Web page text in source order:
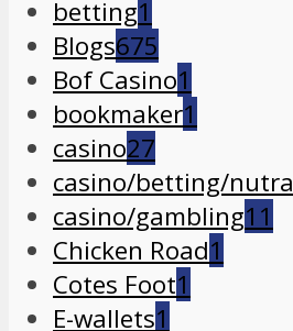
betting1
Blogs675
Bof Casino1
bookmaker1
casino27
casino/betting/nutra
casino/gambling11
Chicken Road1
Cotes Foot1
E-wallets1